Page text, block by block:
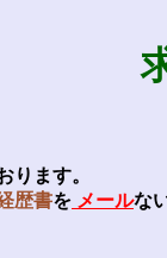
ます。
歴書を メールな